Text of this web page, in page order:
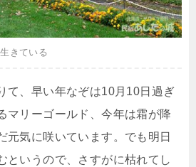
きている
て、早い年なぞは10月10日過ぎ
マリーゴールド、今年は霜が降
元気に咲いています。でも明日
というので、さすがに枯れてし